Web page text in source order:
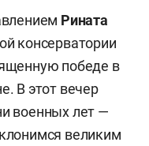
Рината
консерватории
победе в
В этот вечер
военных лет —
великим